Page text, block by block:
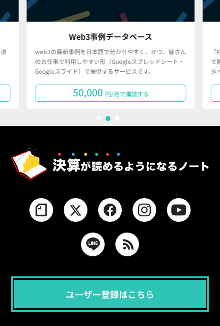
Web3事例データベース
web3の最新事例を日本語で分かりやすく、かつ、皆さん
のお仕事で利用しやすい形（Googleスプレッドシート・
Googleスライド）で提供するサービスです。
50,000 円/月で購読する
で
タ
ユーザー登録はこちら